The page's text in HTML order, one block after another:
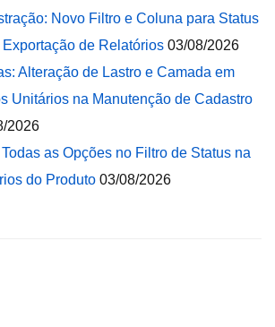
Novo Filtro e Coluna para Status
de Relatórios 03/08/2026
Alteração de Lastro e Camada em
Unitários na Manutenção de Cadastro
2026
as Opções no Filtro de Status na
do Produto 03/08/2026